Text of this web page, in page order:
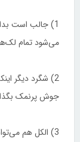
1) جالب است
می‌شود تمام
جوش پرنمک
3) الکل هم می‌تواند لکه‌های ظروف نقره را از بین ببرد.